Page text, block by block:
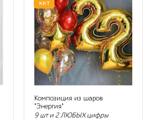
ХИТ
Композиция из шаров
"Энергия"
9 шт и 2 ЛЮБЫХ цифры